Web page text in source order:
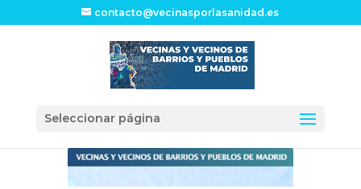
contacto@vecinasporlasanidad.es
Seleccionar página